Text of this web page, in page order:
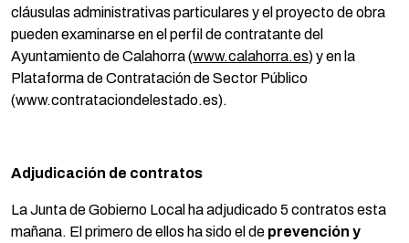
cláusulas administrativas particulares y el proyecto de obra
pueden examinarse en el perfil de contratante del
Ayuntamiento de Calahorra (www.calahorra.es) y en la
Plataforma de Contratación de Sector Público
(www.contrataciondelestado.es).
Adjudicación de contratos
La Junta de Gobierno Local ha adjudicado 5 contratos esta
mañana. El primero de ellos ha sido el de prevención y